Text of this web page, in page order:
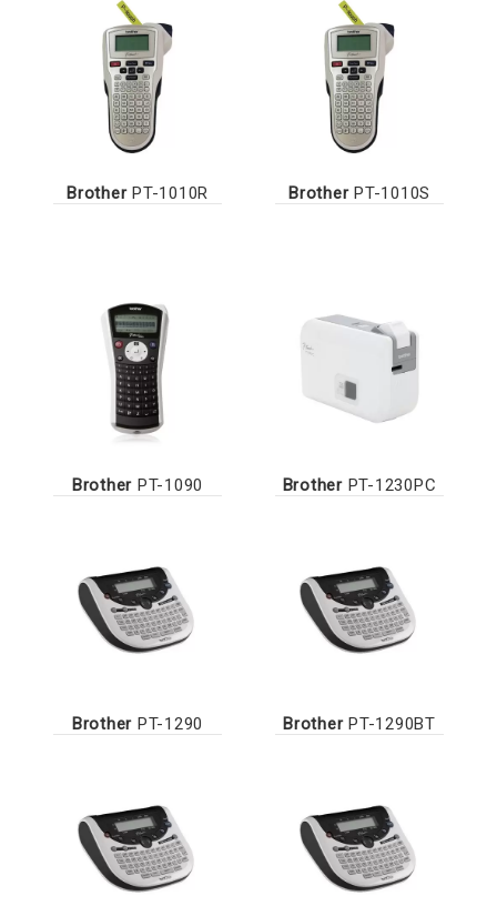
BrotherPT-1010R BrotherPT-1010S
Brother PT-1090 BrotherPT-1230PC
Brother PT-1290 BrotherPT-1290BT